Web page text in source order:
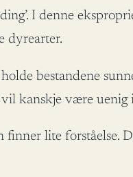
I denne
dyrearter.
bestandene
kanskje være uenig
lite forståelse.